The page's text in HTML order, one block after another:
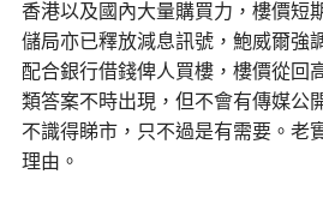
香港以及國內大量購買力，樓價短
儲局亦已釋放減息訊號，鮑威爾強
配合銀行借錢俾人買樓，樓價從回
類答案不時出現，但不會有傳媒公
不識得睇市，只不過是有需要。老
理由。